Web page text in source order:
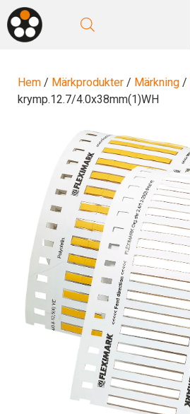
Hoppa
till
innehåll
Hem / Märkprodukter / Märkning /
krymp.12.7/4.0x38mm(1)WH